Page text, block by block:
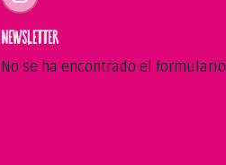
NEWSLETTER
No se ha encontrado el formulario